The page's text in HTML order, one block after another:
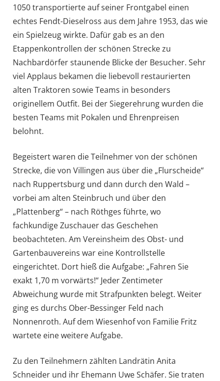
1050 transportierte auf seiner Frontgabel einen
echtes Fendt-Dieselross aus dem Jahre 1953, das wie
ein Spielzeug wirkte. Dafür gab es an den
Etappenkontrollen der schönen Strecke zu
Nachbardörfer staunende Blicke der Besucher. Sehr
viel Applaus bekamen die liebevoll restaurierten
alten Traktoren sowie Teams in besonders
originellem Outfit. Bei der Siegerehrung wurden die
besten Teams mit Pokalen und Ehrenpreisen
belohnt.
Begeistert waren die Teilnehmer von der schönen
Strecke, die von Villingen aus über die „Flurscheide“
nach Ruppertsburg und dann durch den Wald –
vorbei am alten Steinbruch und über den
„Plattenberg“ – nach Röthges führte, wo
fachkundige Zuschauer das Geschehen
beobachteten. Am Vereinsheim des Obst- und
Gartenbauvereins war eine Kontrollstelle
eingerichtet. Dort hieß die Aufgabe: „Fahren Sie
exakt 1,70 m vorwärts!“ Jeder Zentimeter
Abweichung wurde mit Strafpunkten belegt. Weiter
ging es durchs Ober-Bessinger Feld nach
Nonnenroth. Auf dem Wiesenhof von Familie Fritz
wartete eine weitere Aufgabe.
Zu den Teilnehmern zählten Landrätin Anita
Schneider und ihr Ehemann Uwe Schäfer. Sie traten